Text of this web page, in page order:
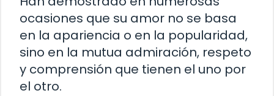
ocasiones que su amor no se basa
en la apariencia o en la popularidad,
sino en la mutua admiración, respeto
y comprensión que tienen el uno por
el otro.